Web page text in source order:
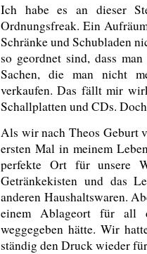
Ich habe es an dieser
Ordnungsfreak. Ein
Schränke und Schubladen
so geordnet sind, dass
Sachen, die man nicht
verkaufen. Das fällt mir
Schallplatten und CDs.
Als wir nach Theos Geburt
ersten Mal in meinem
perfekte Ort für unsere
Getränkekisten und das
anderen Haushaltswaren.
einem Ablageort für all
weggegeben hätte. Wir
ständig den Druck wieder